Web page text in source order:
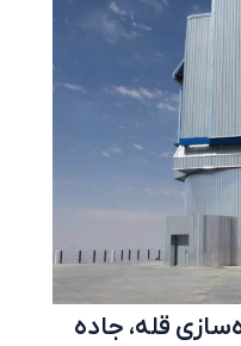
قله، جاده